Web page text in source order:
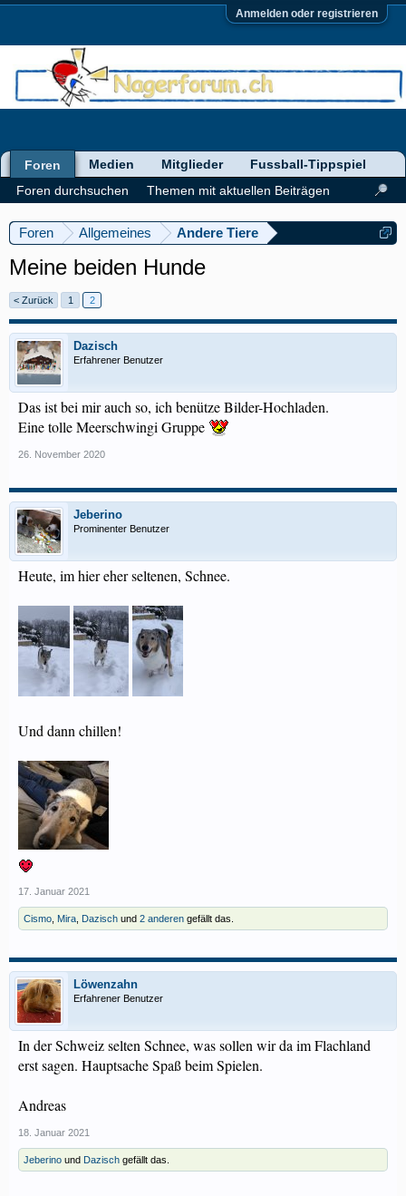
Anmelden oder registrieren
Foren Allgemeines Andere Tiere
Meine beiden Hunde
< Zurück 1 2
Dazisch
Erfahrener Benutzer
Das ist bei mir auch so, ich benütze Bilder-Hochladen.
Eine tolle Meerschwingi Gruppe
26. November 2020
Jeberino
Prominenter Benutzer
Heute, im hier eher seltenen, Schnee.
Und dann chillen!
17. Januar 2021
Cismo Mira Dazisch und 2 anderen gefällt das.
Löwenzahn
Erfahrener Benutzer
In der Schweiz selten Schnee, was sollen wir da im Flachland
erst sagen. Hauptsache Spaß beim Spielen.
Andreas
18. Januar 2021
Jeberino und Dazisch gefällt das.
Foren
Foren durchsuchen
Themen mit aktuellen Beiträgen
Medien Mitglieder Fussball-Tippspiel